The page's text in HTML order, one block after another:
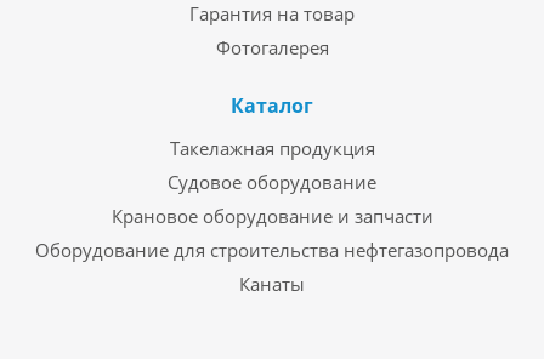
Гарантия на товар
Фотогалерея
Каталог
Такелажная продукция
Судовое оборудование
Крановое оборудование и запчасти
Оборудование для строительства нефтегазопровода
Канаты